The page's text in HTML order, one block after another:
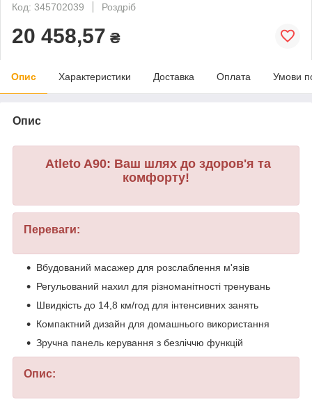
Код: 345702039
Роздріб
20 458,57 ₴
Опис Характеристики Доставка Оплата Умови
Опис
Atleto A90: Ваш шлях до здоров'я та
комфорту!
Переваги:
Вбудований масажер для розслаблення м'язів
Регульований нахил для різноманітності тренувань
Швидкість до 14,8 км/год для інтенсивних занять
Компактний дизайн для домашнього використання
Зручна панель керування з безліччю функцій
Опис: